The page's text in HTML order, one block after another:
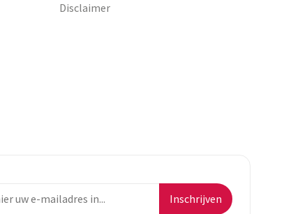
Disclaimer
Inschrijven